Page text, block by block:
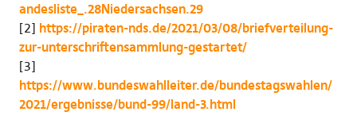
andesliste_.28Niedersachsen.29
[2] https://piraten-nds.de/2021/03/08/briefverteilung-
zur-unterschriftensammlung-gestartet/
[3]
https://www.bundeswahlleiter.de/bundestagswahlen/
2021/ergebnisse/bund-99/land-3.html